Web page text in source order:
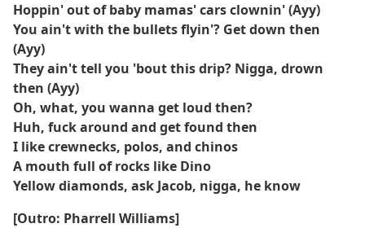
Hoppin' out of baby mamas' cars clownin' (Ayy)
You ain't with the bullets flyin'? Get down then
(Ayy)
They ain't tell you 'bout this drip? Nigga, drown
then (Ayy)
Oh, what, you wanna get loud then?
Huh, fuck around and get found then
I like crewnecks, polos, and chinos
A mouth full of rocks like Dino
Yellow diamonds, ask Jacob, nigga, he know
[Outro: Pharrell Williams]